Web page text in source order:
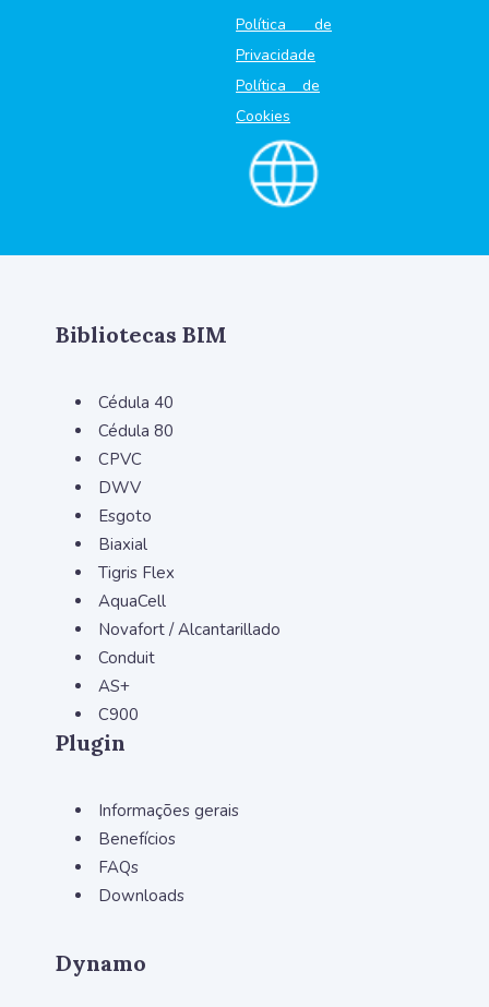
Política de
Privacidade
Política de
Cookies
Bibliotecas BIM
Cédula 40
Cédula 80
CPVC
DWV
Esgoto
Biaxial
Tigris Flex
AquaCell
Novafort / Alcantarillado
Conduit
AS+
C900
Plugin
Informações gerais
Benefícios
FAQs
Downloads
Dynamo